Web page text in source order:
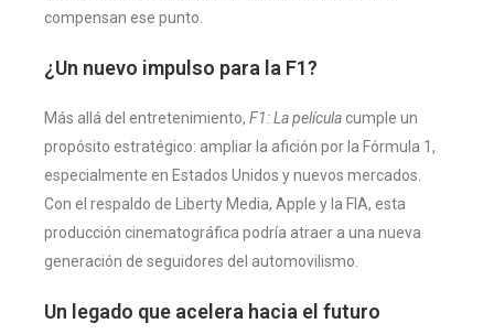
compensan ese punto.
¿Un nuevo impulso para la F1?
Más allá del entretenimiento, F1: La película cumple un
propósito estratégico: ampliar la afición por la Fórmula 1,
especialmente en Estados Unidos y nuevos mercados.
Con el respaldo de Liberty Media, Apple y la FIA, esta
producción cinematográfica podría atraer a una nueva
generación de seguidores del automovilismo.
Un legado que acelera hacia el futuro